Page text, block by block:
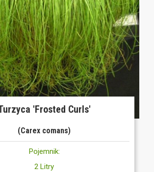
'Frosted Curls'
(Carex comans)
Pojemnik:
2 Litry